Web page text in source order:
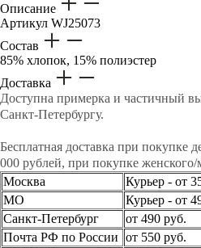
Описание
Артикул WJ25073
Состав
85% хлопок, 15% полиэстер
Доставка
Доступна примерка и частичный
Санкт-Петербургу.
Бесплатная доставка при покупке
000 рублей, при покупке
Москва
Курьер - от
МО
Курьер - от
Санкт-Петербург
от 490 руб.
Почта РФ по России от 550 руб.